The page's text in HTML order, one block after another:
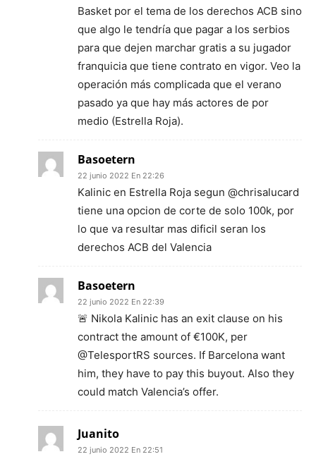
Basket por el tema de los derechos ACB sino
que algo le tendría que pagar a los serbios
para que dejen marchar gratis a su jugador
franquicia que tiene contrato en vigor. Veo la
operación más complicada que el verano
pasado ya que hay más actores de por
medio (Estrella Roja).
Basoetern
22 junio 2022 En 22:26
Kalinic en Estrella Roja segun @chrisalucard
tiene una opcion de corte de solo 100k, por
lo que va resultar mas dificil seran los
derechos ACB del Valencia
Basoetern
22 junio 2022 En 22:39
🚨 Nikola Kalinic has an exit clause on his
contract the amount of €100K, per
@TelesportRS sources. If Barcelona want
him, they have to pay this buyout. Also they
could match Valencia’s offer.
Juanito
22 junio 2022 En 22:51